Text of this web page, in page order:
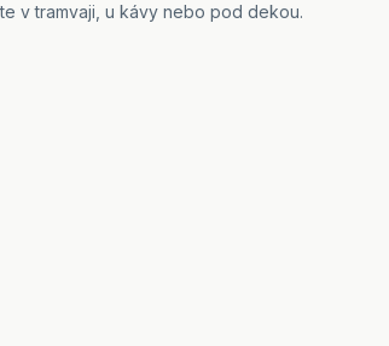
v tramvaji, u kávy nebo pod dekou.